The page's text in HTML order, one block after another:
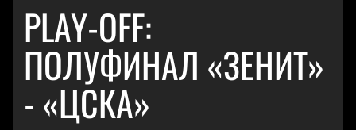
PLAY-OFF:
ПОЛУФИНАЛ «ЗЕНИТ»
- «ЦСКА»